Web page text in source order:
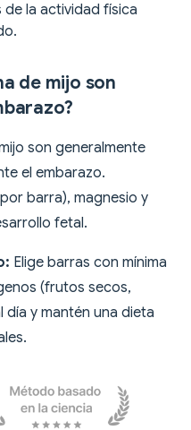
de la actividad física
de mijo son
son generalmente
el embarazo.
barra), magnesio y
fetal.
Elige barras con mínima
(frutos secos,
día y mantén una dieta